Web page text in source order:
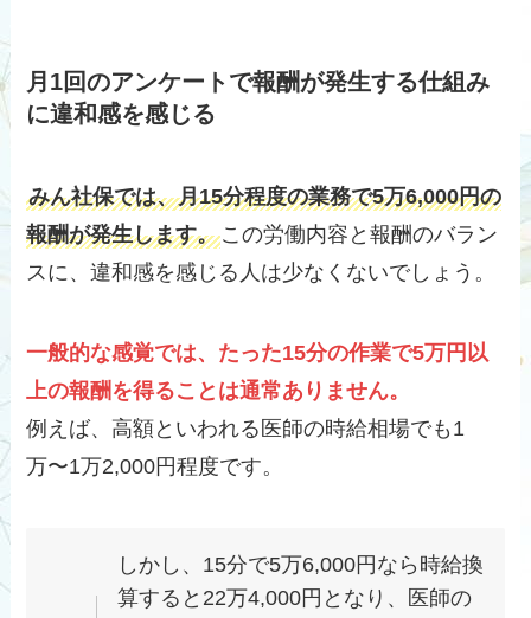
月1回のアンケートで報酬が発生する仕組み
に違和感を感じる
みん社保では、月15分程度の業務で5万6,000円の
報酬が発生します。この労働内容と報酬のバラン
スに、違和感を感じる人は少なくないでしょう。
一般的な感覚では、たった15分の作業で5万円以
上の報酬を得ることは通常ありません。
例えば、高額といわれる医師の時給相場でも1
万〜1万2,000円程度です。
しかし、15分で5万6,000円なら時給換
算すると22万4,000円となり、医師の